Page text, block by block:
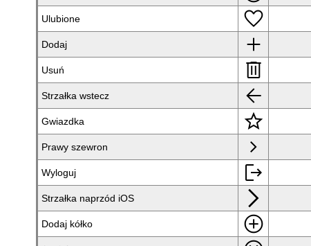
Ulubione favorite
Dodaj add
Usuń delete
Strzałka wstecz arrow_back
Gwiazdka star
Prawy szewron chevron_right
Wyloguj logout
Strzałka naprzód iOS arrow_forward_ios
Dodaj kółko add_circle